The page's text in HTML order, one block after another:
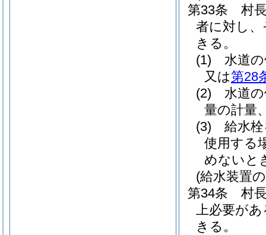
第33条
村
者に対し
きる。
(1)
水道
又は第28
(2)
水道
量の計量
(3)
給水
使用する
めないと
(給水装置
第34条
村
上必要が
きる。